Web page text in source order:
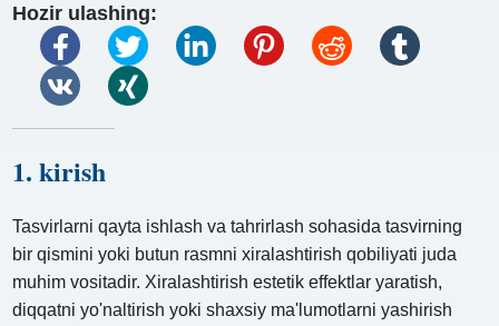
Hozir ulashing:
1. kirish
Tasvirlarni qayta ishlash va tahrirlash sohasida tasvirning
bir qismini yoki butun rasmni xiralashtirish qobiliyati juda
muhim vositadir. Xiralashtirish estetik effektlar yaratish,
diqqatni yo'naltirish yoki shaxsiy ma'lumotlarni yashirish